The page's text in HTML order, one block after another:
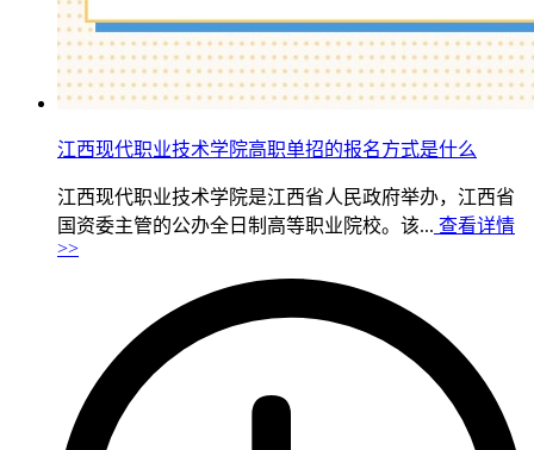
江西现代职业技术学院高职单招的报名方式是什么
江西现代职业技术学院是江西省人民政府举办，江西省
国资委主管的公办全日制高等职业院校。该... 查看详情
>>